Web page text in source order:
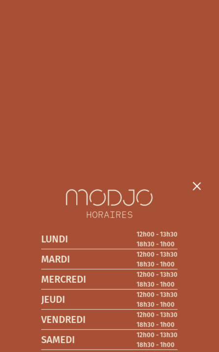
HORAIRES
LUNDI
12h00 - 13h30
18h30 - 1h00
MARDI
12h00 - 13h30
18h30 - 1h00
MERCREDI
12h00 - 13h30
18h30 - 1h00
JEUDI
12h00 - 13h30
18h30 - 1h00
VENDREDI
12h00 - 13h30
18h30 - 1h00
SAMEDI
12h00 - 13h30
18h30 - 1h00